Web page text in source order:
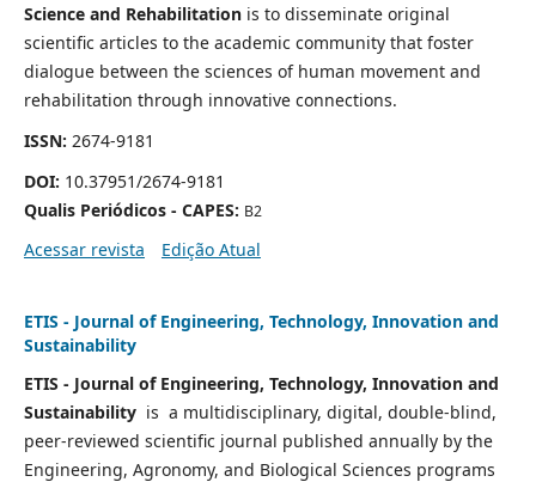
Science and Rehabilitationis to disseminate original
scientific articles to the academic community that foster
dialogue between the sciences of human movement and
rehabilitation through innovative connections.
ISSN: 2674-9181
DOI: 10.37951/2674-9181
Qualis Periódicos - CAPES: B2
Acessar revista Edição Atual
ETIS - Journal of Engineering, Technology, Innovation and
Sustainability
ETIS - Journal of Engineering, Technology, Innovation and
Sustainability is a multidisciplinary, digital, double-blind,
peer-reviewed scientific journal published annually by the
Engineering, Agronomy, and Biological Sciences programs